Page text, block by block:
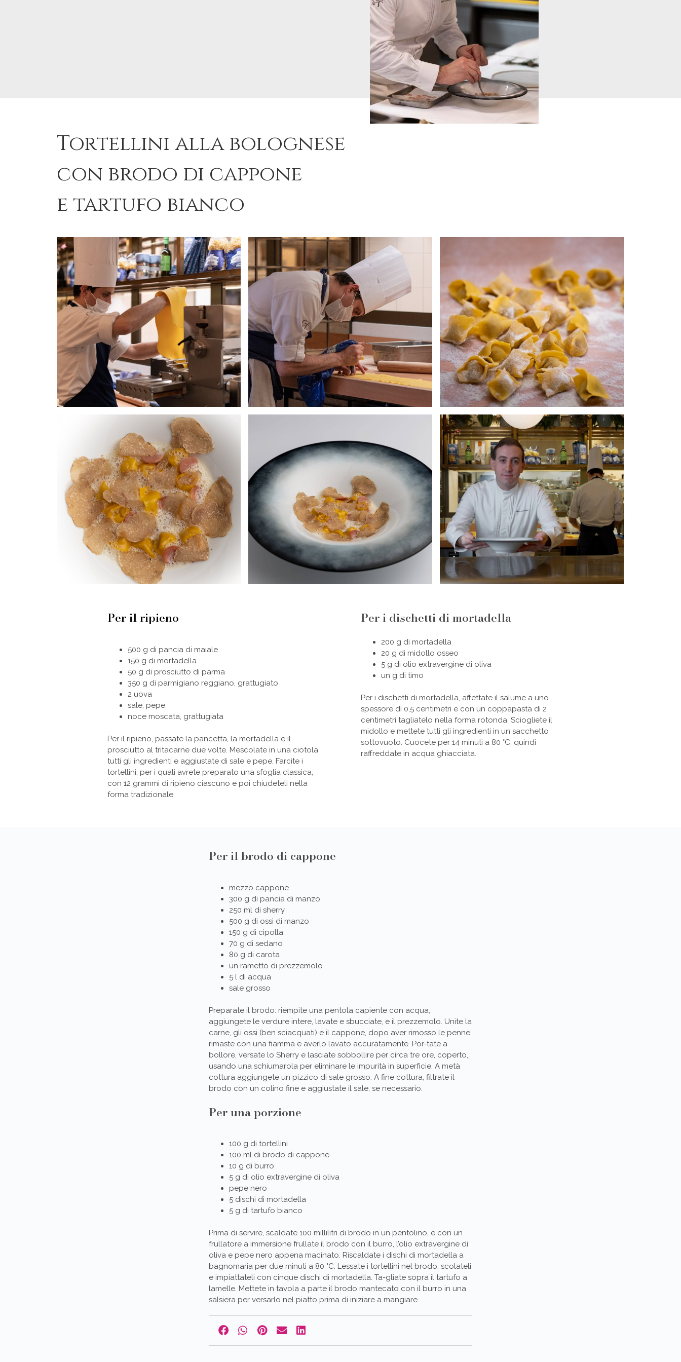
Tortellini alla bolognese
con brodo di cappone
e tartufo bianco
Per il ripieno
500 g di pancia di maiale
150 g di mortadella
50 g di prosciutto di parma
350 g di parmigiano reggiano, grattugiato
2 uova
sale, pepe
noce moscata, grattugiata
Per il ripieno, passate la pancetta, la mortadella e il
prosciutto al tritacarne due volte. Mescolate in una ciotola
tutti gli ingredienti e aggiustate di sale e pepe. Farcite i
tortellini, per i quali avrete preparato una sfoglia classica,
con 12 grammi di ripieno ciascuno e poi chiudeteli nella
forma tradizionale.
Per i dischetti di mortadella
200 g di mortadella
20 g di midollo osseo
5 g di olio extravergine di oliva
un g di timo
Per i dischetti di mortadella, affettate il salume a uno
spessore di 0,5 centimetri e con un coppapasta di 2
centimetri tagliatelo nella forma rotonda. Sciogliete il
midollo e mettete tutti gli ingredienti in un sacchetto
sottovuoto. Cuocete per 14 minuti a 80 °C, quindi
raffreddate in acqua ghiacciata.
Per il brodo di cappone
mezzo cappone
300 g di pancia di manzo
250 ml di sherry
500 g di ossi di manzo
150 g di cipolla
70 g di sedano
80 g di carota
un rametto di prezzemolo
5 l di acqua
sale grosso
Preparate il brodo: riempite una pentola capiente con acqua,
aggiungete le verdure intere, lavate e sbucciate, e il prezzemolo. Unite la
carne, gli ossi (ben sciacquati) e il cappone, dopo aver rimosso le penne
rimaste con una fiamma e averlo lavato accuratamente. Por-tate a
bollore, versate lo Sherry e lasciate sobbollire per circa tre ore, coperto,
usando una schiumarola per eliminare le impurità in superficie. A metà
cottura aggiungete un pizzico di sale grosso. A fine cottura, filtrate il
brodo con un colino fine e aggiustate il sale, se necessario.
Per una porzione
100 g di tortellini
100 ml di brodo di cappone
10 g di burro
5 g di olio extravergine di oliva
pepe nero
5 dischi di mortadella
5 g di tartufo bianco
Prima di servire, scaldate 100 millilitri di brodo in un pentolino, e con un
frullatore a immersione frullate il brodo con il burro, l’olio extravergine di
oliva e pepe nero appena macinato. Riscaldate i dischi di mortadella a
bagnomaria per due minuti a 80 °C. Lessate i tortellini nel brodo, scolateli
e impiattateli con cinque dischi di mortadella. Ta-gliate sopra il tartufo a
lamelle. Mettete in tavola a parte il brodo mantecato con il burro in una
salsiera per versarlo nel piatto prima di iniziare a mangiare.